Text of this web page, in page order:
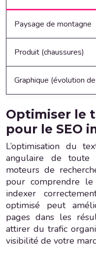
Paysage de montagne
Produit (chaussures)
Graphique (évolution
Optimiser le
pour le SEO
L’optimisation du
angulaire de toute
moteurs de
pour comprendre
indexer
optimisé peut
pages dans les
attirer du trafic
visibilité de votre